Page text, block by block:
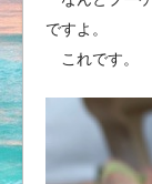
ですよ。
これです。